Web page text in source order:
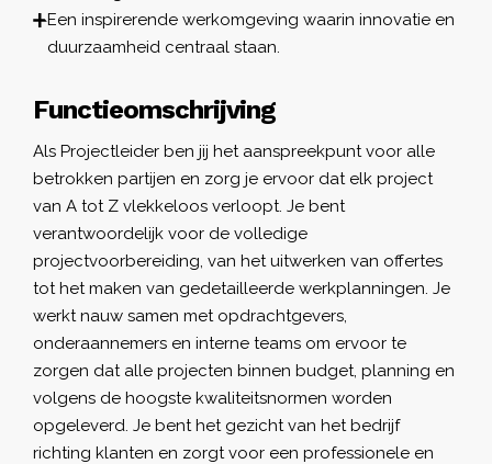
Een inspirerende werkomgeving waarin innovatie en
duurzaamheid centraal staan.
Functieomschrijving
Als Projectleider ben jij het aanspreekpunt voor alle
betrokken partijen en zorg je ervoor dat elk project
van A tot Z vlekkeloos verloopt. Je bent
verantwoordelijk voor de volledige
projectvoorbereiding, van het uitwerken van offertes
tot het maken van gedetailleerde werkplanningen. Je
werkt nauw samen met opdrachtgevers,
onderaannemers en interne teams om ervoor te
zorgen dat alle projecten binnen budget, planning en
volgens de hoogste kwaliteitsnormen worden
opgeleverd. Je bent het gezicht van het bedrijf
richting klanten en zorgt voor een professionele en